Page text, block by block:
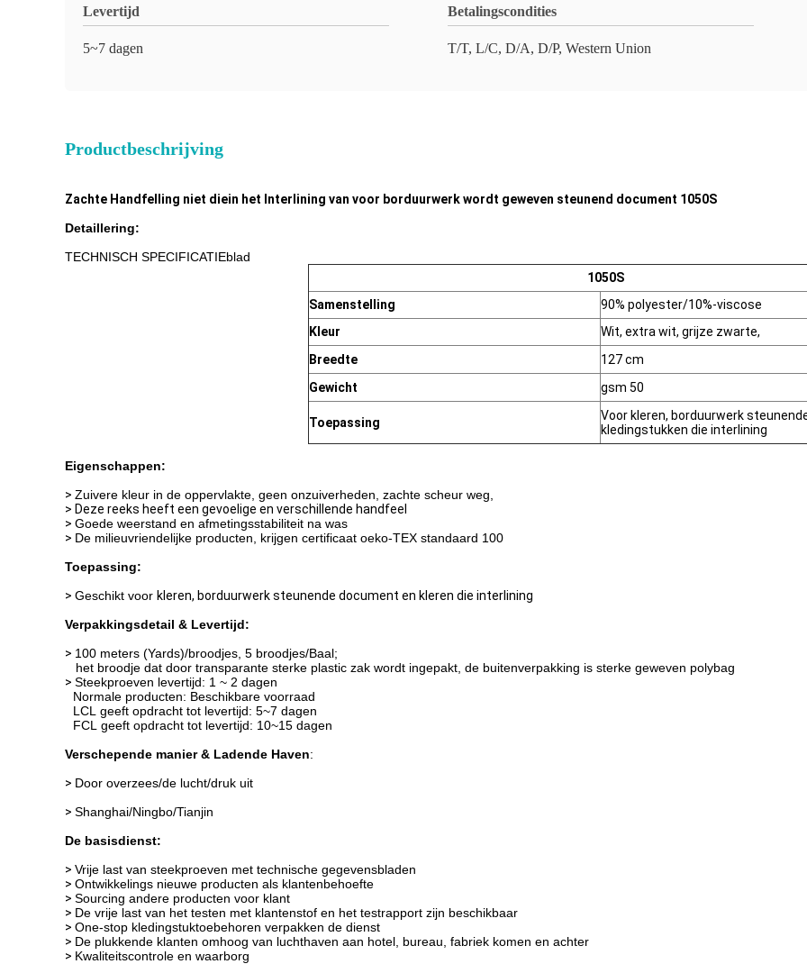
Levertijd
5~7 dagen
Betalingscondities
T/T, L/C, D/A, D/P, Western Union
Productbeschrijving
Zachte Handfelling niet diein het Interlining van voor borduurwerk wordt geweven steunend document 1050S
Detaillering:
TECHNISCH SPECIFICATIEblad
1050S
Samenstelling
90% polyester/10%-viscose
Kleur
Wit, extra wit, grijze zwarte,
Breedte
127 cm
Gewicht
gsm 50
Toepassing
Voor kleren, borduurwerk
kledingstukken die interlining
Eigenschappen:
> Zuivere kleur in de oppervlakte, geen onzuiverheden, zachte scheur weg,
> Deze reeks heeft een gevoelige en verschillende handfeel
> Goede weerstand en afmetingsstabiliteit na was
> De milieuvriendelijke producten, krijgen certificaat oeko-TEX standaard 100
Toepassing:
> Geschikt voor kleren, borduurwerk steunende document en kleren die interlining
Verpakkingsdetail & Levertijd:
> 100 meters (Yards)/broodjes, 5 broodjes/Baal;
het broodje dat door transparante sterke plastic zak wordt ingepakt, de buitenverpakking is sterke geweven polybag
> Steekproeven levertijd: 1 ~ 2 dagen
Normale producten: Beschikbare voorraad
LCL geeft opdracht tot levertijd: 5~7 dagen
FCL geeft opdracht tot levertijd: 10~15 dagen
Verschepende manier & Ladende Haven:
> Door overzees/de lucht/druk uit
> Shanghai/Ningbo/Tianjin
De basisdienst:
> Vrije last van steekproeven met technische gegevensbladen
> Ontwikkelings nieuwe producten als klantenbehoefte
> Sourcing andere producten voor klant
> De vrije last van het testen met klantenstof en het testrapport zijn beschikbaar
> One-stop kledingstuktoebehoren verpakken de dienst
> De plukkende klanten omhoog van luchthaven aan hotel, bureau, fabriek komen en achter
> Kwaliteitscontrole en waarborg